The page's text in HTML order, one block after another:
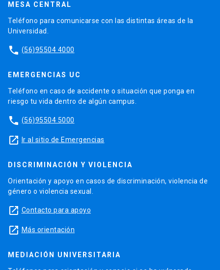
MESA CENTRAL
Teléfono para comunicarse con las distintas áreas de la
Universidad.
phone (56)95504 4000
EMERGENCIAS UC
Teléfono en caso de accidente o situación que ponga en
riesgo tu vida dentro de algún campus.
phone (56)95504 5000
launch Ir al sitio de Emergencias
DISCRIMINACIÓN Y VIOLENCIA
Orientación y apoyo en casos de discriminación, violencia de
género o violencia sexual.
launch Contacto para apoyo
launch Más orientación
MEDIACIÓN UNIVERSITARIA